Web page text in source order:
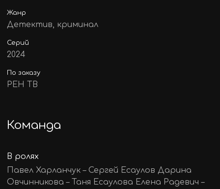
Жанр
Детектив, криминал
Серий
2024
По заказу
РЕН ТВ
Команда
В ролях
Павел Харланчук – Сергей Есаулов Дарина
Овчинникова – Таня Есаулова Елена Радевич –